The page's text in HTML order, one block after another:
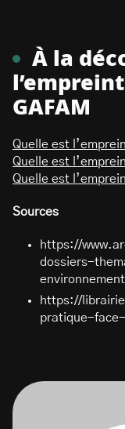
À la
GAFAM
Quelle est
Quelle est
Quelle est
Sources
https://
dossiers-
https://
pratique-